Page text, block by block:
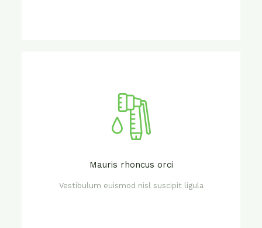
Mauris rhoncus orci
Vestibulum euismod nisl suscipit ligula